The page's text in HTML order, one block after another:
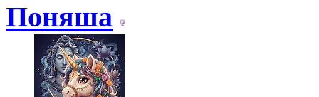
Поняша